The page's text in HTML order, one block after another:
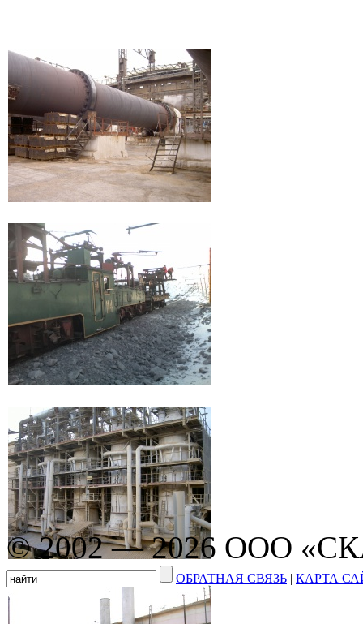
© 2002 — 2026 ООО
ОБРАТНАЯ СВЯЗЬ | КАРТА